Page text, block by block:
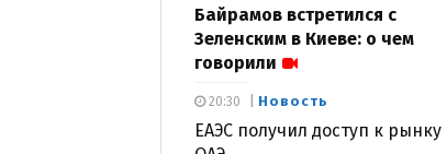
Байрамов встретился с
Зеленским в Киеве: о чем
говорили
Новость
ЕАЭС получил доступ к рынку
20:30